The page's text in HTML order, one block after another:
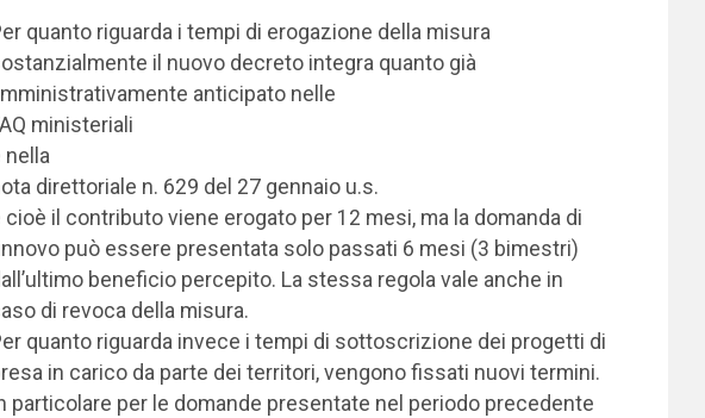
quanto riguarda i tempi di erogazione della misura
il nuovo decreto integra quanto già
anticipato nelle
ministeriali
nella
direttoriale n. 629 del 27 gennaio u.s.
cioè il contributo viene erogato per 12 mesi, ma la domanda di
può essere presentata solo passati 6 mesi (3 bimestri)
beneficio percepito. La stessa regola vale anche in
di revoca della misura.
quanto riguarda invece i tempi di sottoscrizione dei progetti di
in carico da parte dei territori, vengono fissati nuovi termini.
particolare per le domande presentate nel periodo precedente